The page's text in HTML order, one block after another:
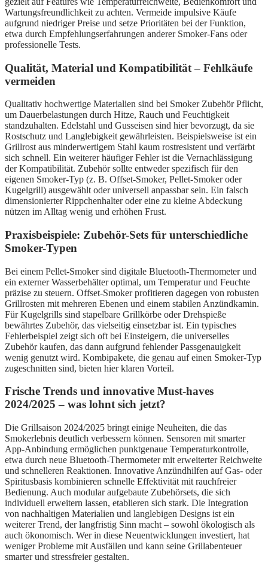
Wartungsfreundlichkeit zu achten. Vermeide impulsive Käufe
aufgrund niedriger Preise und setze Prioritäten bei der Funktion,
etwa durch Empfehlungserfahrungen anderer Smoker-Fans oder
professionelle Tests.
Qualität, Material und Kompatibilität – Fehlkäufe
vermeiden
Qualitativ hochwertige Materialien sind bei Smoker Zubehör Pflicht,
um Dauerbelastungen durch Hitze, Rauch und Feuchtigkeit
standzuhalten. Edelstahl und Gusseisen sind hier bevorzugt, da sie
Rostschutz und Langlebigkeit gewährleisten. Beispielsweise ist ein
Grillrost aus minderwertigem Stahl kaum rostresistent und verfärbt
sich schnell. Ein weiterer häufiger Fehler ist die Vernachlässigung
der Kompatibilität. Zubehör sollte entweder spezifisch für den
eigenen Smoker-Typ (z. B. Offset-Smoker, Pellet-Smoker oder
Kugelgrill) ausgewählt oder universell anpassbar sein. Ein falsch
dimensionierter Rippchenhalter oder eine zu kleine Abdeckung
nützen im Alltag wenig und erhöhen Frust.
Praxisbeispiele: Zubehör-Sets für unterschiedliche
Smoker-Typen
Bei einem Pellet-Smoker sind digitale Bluetooth-Thermometer und
ein externer Wasserbehälter optimal, um Temperatur und Feuchte
präzise zu steuern. Offset-Smoker profitieren dagegen von robusten
Grillrosten mit mehreren Ebenen und einem stabilen Anzündkamin.
Für Kugelgrills sind stapelbare Grillkörbe oder Drehspieße
bewährtes Zubehör, das vielseitig einsetzbar ist. Ein typisches
Fehlerbeispiel zeigt sich oft bei Einsteigern, die universelles
Zubehör kaufen, das dann aufgrund fehlender Passgenauigkeit
wenig genutzt wird. Kombipakete, die genau auf einen Smoker-Typ
zugeschnitten sind, bieten hier klaren Vorteil.
Frische Trends und innovative Must-haves
2024/2025 – was lohnt sich jetzt?
Die Grillsaison 2024/2025 bringt einige Neuheiten, die das
Smokerlebnis deutlich verbessern können. Sensoren mit smarter
App-Anbindung ermöglichen punktgenaue Temperaturkontrolle,
etwa durch neue Bluetooth-Thermometer mit erweiterter Reichweite
und schnelleren Reaktionen. Innovative Anzündhilfen auf Gas- oder
Spiritusbasis kombinieren schnelle Effektivität mit rauchfreier
Bedienung. Auch modular aufgebaute Zubehörsets, die sich
individuell erweitern lassen, etablieren sich stark. Die Integration
von nachhaltigen Materialien und langlebigen Designs ist ein
weiterer Trend, der langfristig Sinn macht – sowohl ökologisch als
auch ökonomisch. Wer in diese Neuentwicklungen investiert, hat
weniger Probleme mit Ausfällen und kann seine Grillabenteuer
smarter und stressfreier gestalten.